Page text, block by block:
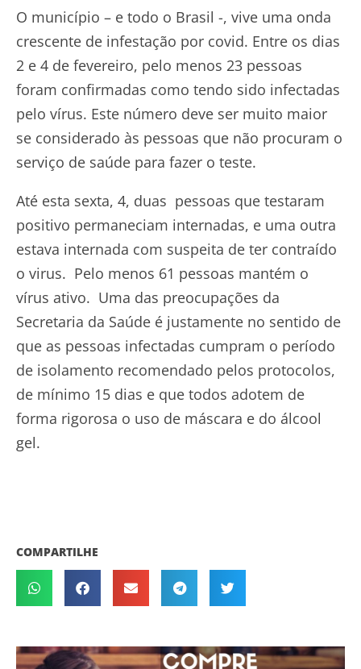
O município – e todo o Brasil -, vive uma onda
crescente de infestação por covid. Entre os dias
2 e 4 de fevereiro, pelo menos 23 pessoas
foram confirmadas como tendo sido infectadas
pelo vírus. Este número deve ser muito maior
se considerado às pessoas que não procuram o
serviço de saúde para fazer o teste.
Até esta sexta, 4, duas pessoas que testaram
positivo permaneciam internadas, e uma outra
estava internada com suspeita de ter contraído
o virus. Pelo menos 61 pessoas mantém o
vírus ativo. Uma das preocupações da
Secretaria da Saúde é justamente no sentido de
que as pessoas infectadas cumpram o período
de isolamento recomendado pelos protocolos,
de mínimo 15 dias e que todos adotem de
forma rigorosa o uso de máscara e do álcool
gel.
COMPARTILHE